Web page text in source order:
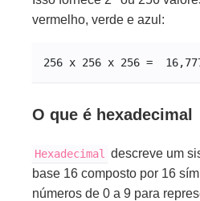
vermelho, verde e azul:
256 x 256 x 256 =
O que é hexadecimal
Hexadecimal
descreve um
base 16 composto por 16
números de 0 a 9 para